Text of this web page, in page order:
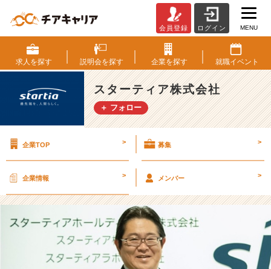
表
メ
ッ
セ
ー
ジ
～
な
テ
ー
を
会員登録 ログイン MENU
求人を探す 説明会を探す 企業を探す 就職イベント
スターティア株式会社
＋ フォロー
企業TOP > 募集 >
企業情報 > メンバー >